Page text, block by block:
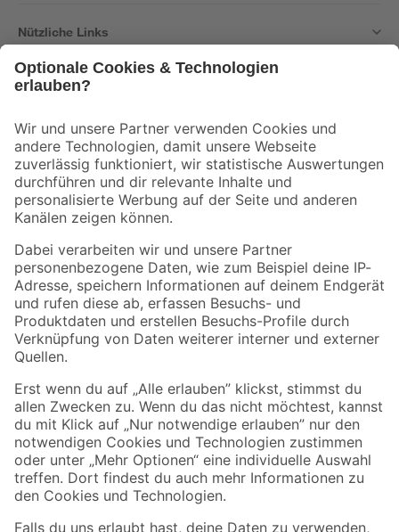
Nützliche Links
Der toom Newsletter: Keine Angebote und Aktionen mehr verpassen!
Zur Newsletter Anmeldung
Folge uns
Zahlungsarten Versandarten
Sicher einkaufen
Jetzt die toom-App herunterladen